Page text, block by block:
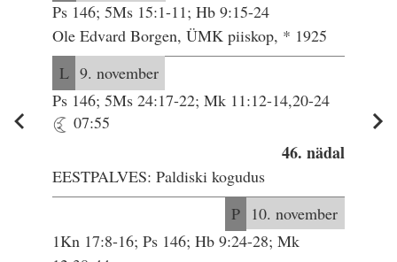
Ps 146; 5Ms 15:1-11; Hb 9:15-24
Ole Edvard Borgen, ÜMK piiskop, * 1925
L 9. november
Ps 146; 5Ms 24:17-22; Mk 11:12-14,20-24
07:55
46. nädal
EESTPALVES: Paldiski kogudus
P 10. november
1Kn 17:8-16; Ps 146; Hb 9:24-28; Mk